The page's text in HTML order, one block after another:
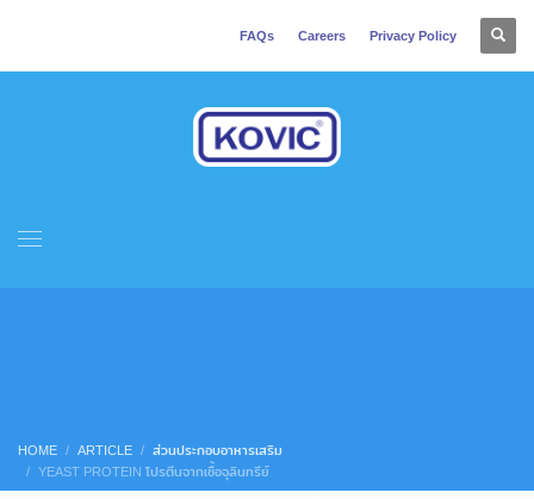
FAQs Careers Privacy Policy
HOME ARTICLE
ส่วนประกอบอาหารเสริม
YEAST PROTEIN โปรตีนจากเชื้อจุลินทรีย์